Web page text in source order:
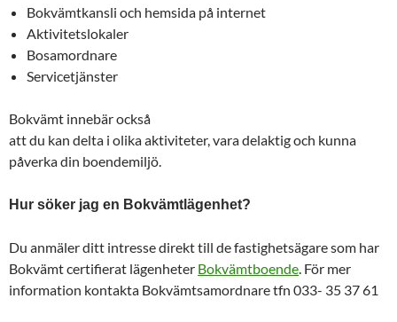
Bokvämtkansli och hemsida på internet
Aktivitetslokaler
Bosamordnare
Servicetjänster
Bokvämt innebär också
att du kan delta i olika aktiviteter, vara delaktig och kunna
påverka din boendemiljö.
Hur söker jag en Bokvämtlägenhet?
Du anmäler ditt intresse direkt till de fastighetsägare som har
Bokvämt certifierat lägenheter Bokvämtboende. För mer
information kontakta Bokvämtsamordnare tfn 033- 35 37 61